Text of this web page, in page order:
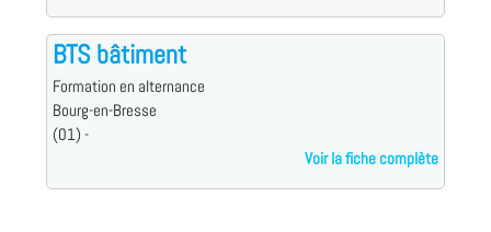
BTS bâtiment
Formation en alternance
Bourg-en-Bresse
(01) -
Voir la fiche complète